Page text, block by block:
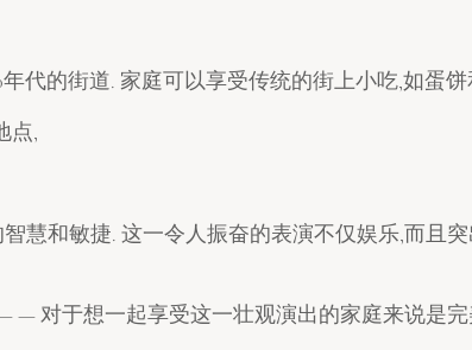
代的街道. 家庭可以享受传统的街上小吃,如蛋
点,
慧和敏捷. 这一令人振奋的表演不仅娱乐,而且
— 对于想一起享受这一壮观演出的家庭来说是完